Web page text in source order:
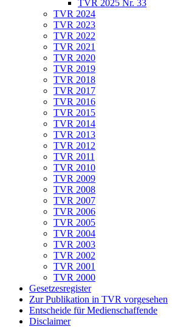
TVR 2025 Nr. 33
TVR 2024
TVR 2023
TVR 2022
TVR 2021
TVR 2020
TVR 2019
TVR 2018
TVR 2017
TVR 2016
TVR 2015
TVR 2014
TVR 2013
TVR 2012
TVR 2011
TVR 2010
TVR 2009
TVR 2008
TVR 2007
TVR 2006
TVR 2005
TVR 2004
TVR 2003
TVR 2002
TVR 2001
TVR 2000
Gesetzesregister
Zur Publikation in TVR vorgesehen
Entscheide für Medienschaffende
Disclaimer